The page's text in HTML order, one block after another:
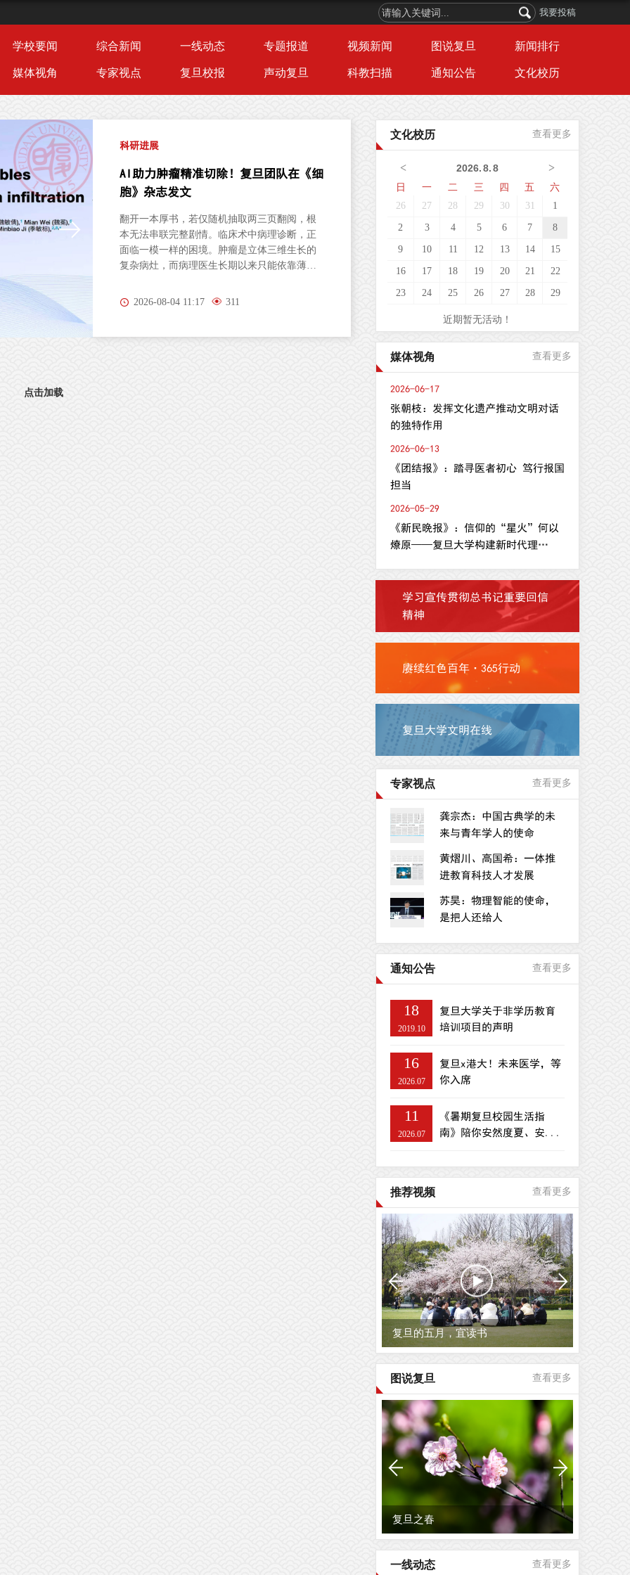
我要投稿
学校要闻 综合新闻 一线动态 专题报道 视频新闻 图说复旦 新闻排行
媒体视角 专家视点 复旦校报 声动复旦 科教扫描 通知公告 文化校历
科研进展
AI助力肿瘤精准切除！复旦团队在《细
胞》杂志发文
翻开一本厚书，若仅随机抽取两三页翻阅，根
本无法串联完整剧情。临床术中病理诊断，正
面临一模一样的困境。肿瘤是立体三维生长的
复杂病灶，而病理医生长期以来只能依靠薄薄
胶质瘤，肿瘤细胞沿组织间隙立体蔓延、分布
2026-08-04 11:17 311
点击加载
文化校历 查看更多
< >
2026.8.8
日
一 二 三 四 五 六
26 27 28 29 30 31 1
2 3 4 5 6 7 8
9 10 11 12 13 14 15
16 17 18 19 20 21 22
23 24 25 26 27 28 29
近期暂无活动！
媒体视角 查看更多
2026-06-17
张朝枝：发挥文化遗产推动文明对话
的独特作用
2026-06-13
《团结报》：踏寻医者初心 笃行报国
担当
2026-05-29
《新民晚报》：信仰的“星火”何以
燎原——复旦大学构建新时代理
学习宣传贯彻总书记重要回信
精神
赓续红色百年·365行动
复旦大学文明在线
专家视点 查看更多
龚宗杰：中国古典学的未
来与青年学人的使命
黄熠川、高国希：一体推
进教育科技人才发展
苏昊：物理智能的使命，
是把人还给人
通知公告 查看更多
18
2019.10
复旦大学关于非学历教育
培训项目的声明
16
2026.07
复旦x港大！未来医学，等
你入席
11
2026.07
《暑期复旦校园生活指
南》陪你安然度夏、安...
推荐视频 查看更多
复旦的五月，宜读书
图说复旦 查看更多
复旦之春
一线动态 查看更多